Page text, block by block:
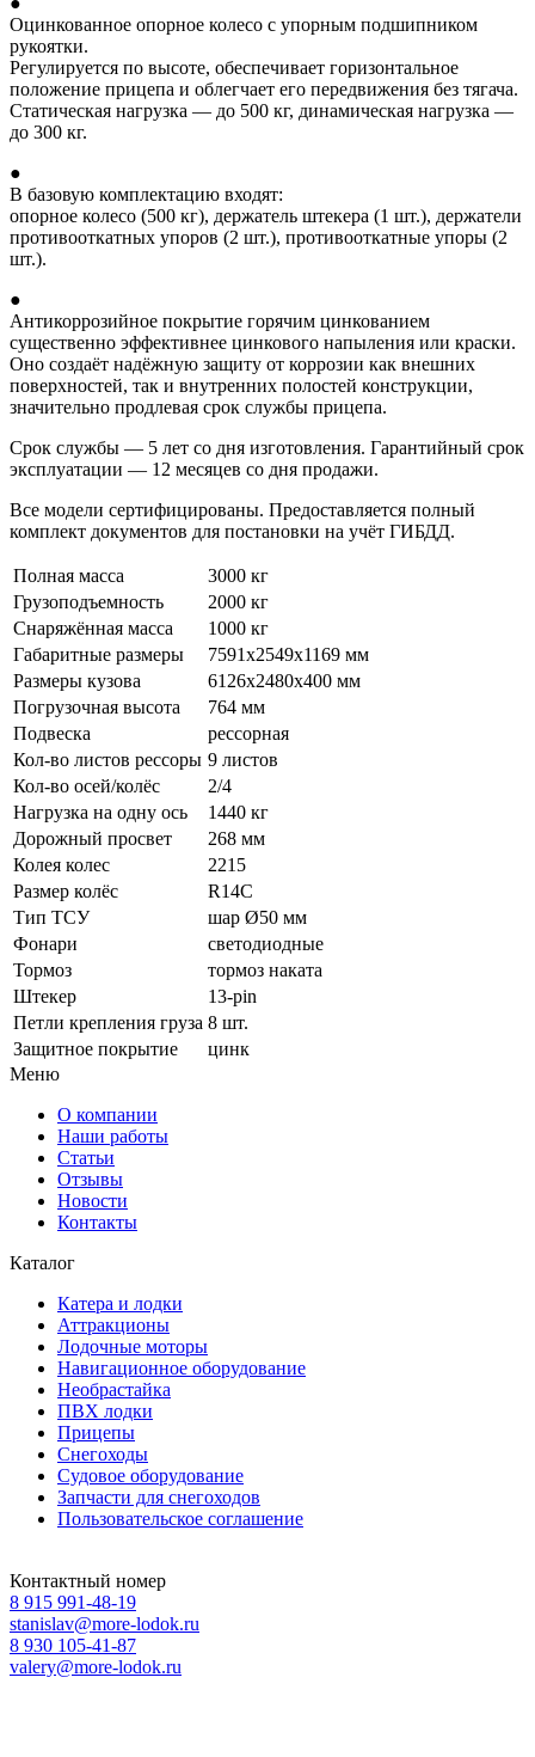
Оцинкованное опорное колесо с упорным подшипником
рукоятки.
Регулируется по высоте, обеспечивает горизонтальное
положение прицепа и облегчает его передвижения без тягача.
Статическая нагрузка — до 500 кг, динамическая нагрузка —
до 300 кг.
●
В базовую комплектацию входят:
опорное колесо (500 кг), держатель штекера (1 шт.), держатели
противооткатных упоров (2 шт.), противооткатные упоры (2
шт.).
●
Антикоррозийное покрытие горячим цинкованием
существенно эффективнее цинкового напыления или краски.
Оно создаёт надёжную защиту от коррозии как внешних
поверхностей, так и внутренних полостей конструкции,
значительно продлевая срок службы прицепа.
Срок службы — 5 лет со дня изготовления. Гарантийный срок
эксплуатации — 12 месяцев со дня продажи.
Все модели сертифицированы. Предоставляется полный
комплект документов для постановки на учёт ГИБДД.
Полная масса
3000 кг
Грузоподъемность
2000 кг
Снаряжённая масса
1000 кг
Габаритные размеры
7591х2549х1169 мм
Размеры кузова
6126х2480х400 мм
Погрузочная высота
764 мм
Подвеска
рессорная
Кол-во листов рессоры 9 листов
Кол-во осей/колёс
2/4
Нагрузка на одну ось
1440 кг
Дорожный просвет
268 мм
Колея колес
2215
Размер колёс
R14C
Тип ТСУ
шар Ø50 мм
Фонари
светодиодные
Тормоз
тормоз наката
Штекер
13-pin
Петли крепления груза 8 шт.
Защитное покрытие
цинк
Меню
О компании
Наши работы
Статьи
Отзывы
Новости
Контакты
Каталог
Катера и лодки
Аттракционы
Лодочные моторы
Навигационное оборудование
Необрастайка
ПВХ лодки
Прицепы
Снегоходы
Судовое оборудование
Запчасти для снегоходов
Пользовательское соглашение
Контактный номер
8 915 991-48-19
stanislav@more-lodok.ru
8 930 105-41-87
valery@more-lodok.ru